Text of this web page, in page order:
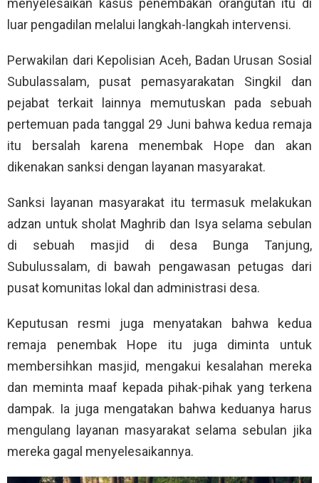
menyelesaikan kasus penembakan orangutan itu di
luar pengadilan melalui langkah-langkah intervensi.
Perwakilan dari Kepolisian Aceh, Badan Urusan Sosial
Subulassalam, pusat pemasyarakatan Singkil dan
pejabat terkait lainnya memutuskan pada sebuah
pertemuan pada tanggal 29 Juni bahwa kedua remaja
itu bersalah karena menembak Hope dan akan
dikenakan sanksi dengan layanan masyarakat.
Sanksi layanan masyarakat itu termasuk melakukan
adzan untuk sholat Maghrib dan Isya selama sebulan
di sebuah masjid di desa Bunga Tanjung,
Subulussalam, di bawah pengawasan petugas dari
pusat komunitas lokal dan administrasi desa.
Keputusan resmi juga menyatakan bahwa kedua
remaja penembak Hope itu juga diminta untuk
membersihkan masjid, mengakui kesalahan mereka
dan meminta maaf kepada pihak-pihak yang terkena
dampak. Ia juga mengatakan bahwa keduanya harus
mengulang layanan masyarakat selama sebulan jika
mereka gagal menyelesaikannya.